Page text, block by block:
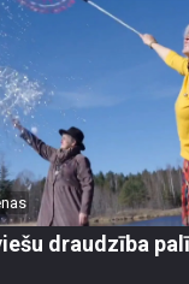
draudzība